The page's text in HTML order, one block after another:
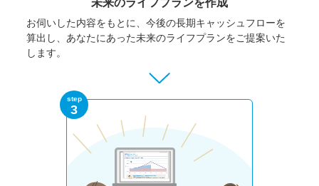
未来のライフプランを作成
お伺いした内容をもとに、今後の長期キャッシュフローを
算出し、あなたにあった未来のライフプランをご提案いた
します。
step
3